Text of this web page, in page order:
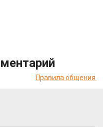
Правила общения